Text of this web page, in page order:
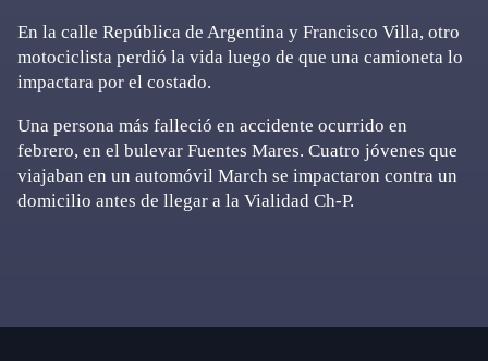
En la calle República de Argentina y Francisco Villa, otro
motociclista perdió la vida luego de que una camioneta lo
impactara por el costado.
Una persona más falleció en accidente ocurrido en
febrero, en el bulevar Fuentes Mares. Cuatro jóvenes que
viajaban en un automóvil March se impactaron contra un
domicilio antes de llegar a la Vialidad Ch-P.